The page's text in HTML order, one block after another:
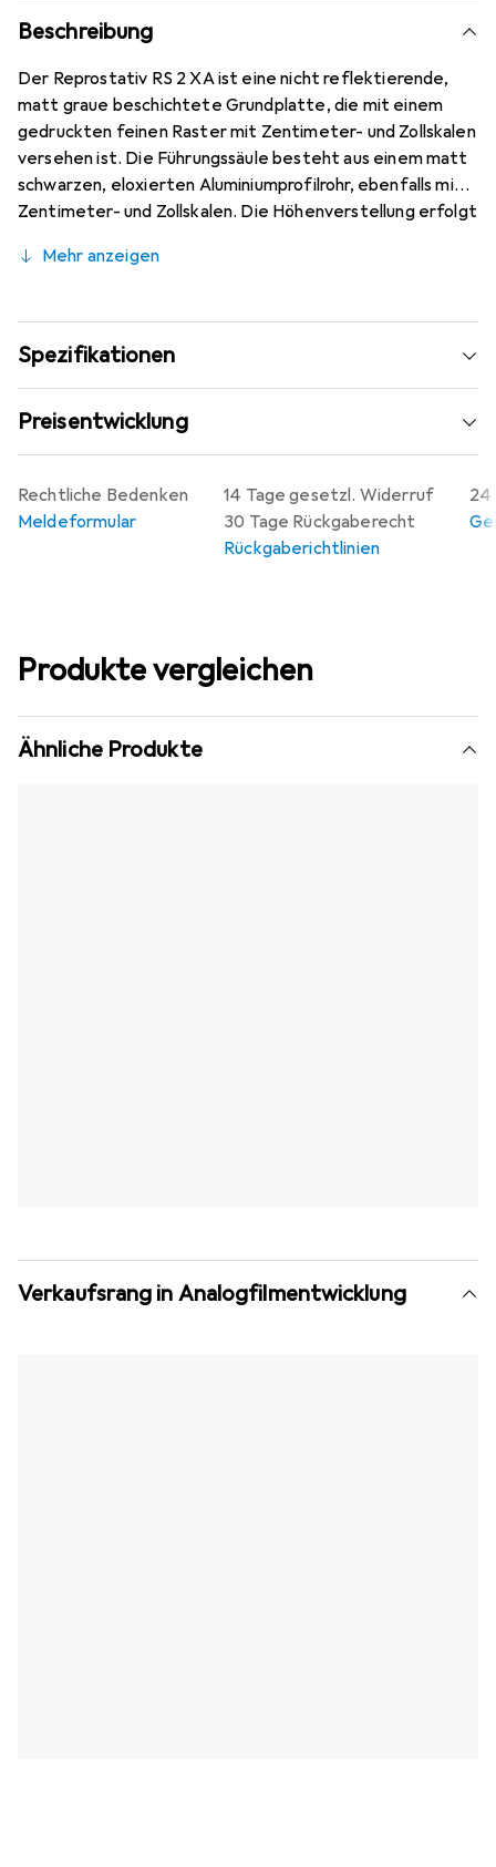
Beschreibung
Der Reprostativ RS 2 XA ist eine nicht reflektierende,
matt graue beschichtete Grundplatte, die mit einem
gedruckten feinen Raster mit Zentimeter- und Zollskalen
versehen ist. Die Führungssäule besteht aus einem matt
schwarzen, eloxierten Aluminiumprofilrohr, ebenfalls mit
Zentimeter- und Zollskalen. Die Höhenverstellung erfolgt
einer Handkurbel. Die Säule kann um 180 Grad gedreht
verstellbar, um den Abstand zur Führungssäule zu ändern,
mit einem Einstellbereich von etwa 7 cm. Er verfügt über
ein Anschlussgewinde von B 1/4. Die Abmessungen der
Höhe der Führungssäule beträgt etwa 76 cm. Die
Tragfähigkeit beträgt maximal 1,5 kg.
Mehr anzeigen
Spezifikationen
Preisentwicklung
14 Tage gesetzl. Widerruf
30 Tage Rückgaberecht
Rückgaberichtlinien
24
Rechtliche Bedenken
Meldeformular
Produkte vergleichen
Ähnliche Produkte
Verkaufsrang in Analogfilmentwicklung